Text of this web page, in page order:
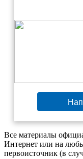
Все материалы
Интернет или на
первоисточник (в